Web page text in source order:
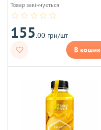
Товар закінчується
155.00 грн/шт
В кошик